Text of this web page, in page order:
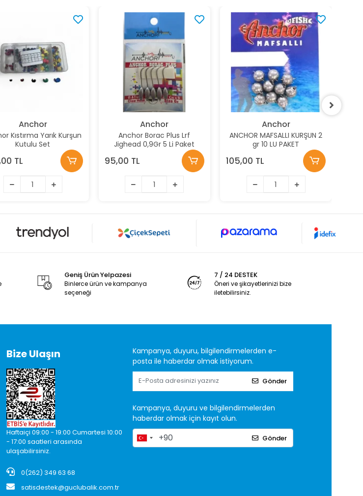
Anchor
Kıstırma Yarık Kurşun
Kutulu Set
TL
Anchor
Anchor Borac Plus Lrf
Jighead 0,9Gr 5 Li Paket
95,00 TL
Anchor
ANCHOR MAFSALLI KURŞUN 2
gr 10 LU PAKET
105,00 TL
Geniş Ürün Yelpazesi
Binlerce ürün ve kampanya
seçeneği
7 / 24 DESTEK
Öneri ve şikayetlerinizi bize
iletebilirsiniz.
Bize Ulaşın
Haftaiçi 09:00 - 19:00 Cumartesi 10:00
- 17:00 saatleri arasında
ulaşabilirsiniz.
0(262) 349 63 68
satisdestek@guclubalik.com.tr
Kampanya, duyuru, bilgilendirmelerden e-
posta ile haberdar olmak istiyorum.
Gönder
Kampanya, duyuru ve bilgilendirmelerden
haberdar olmak için kayıt olun.
Gönder